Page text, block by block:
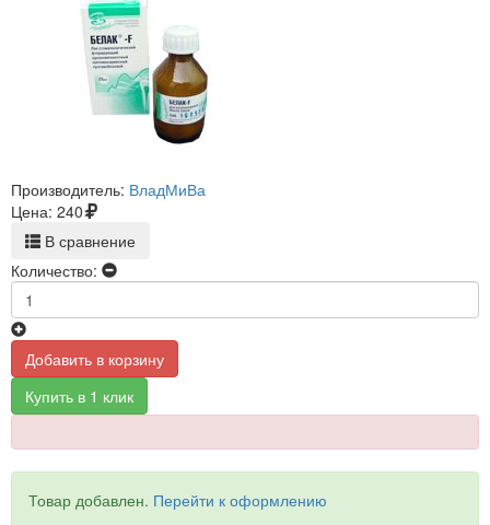
Производитель: ВладМиВа
Цена: 240
В сравнение
Количество:
Добавить в корзину
Купить в 1 клик
Товар добавлен. Перейти к оформлению